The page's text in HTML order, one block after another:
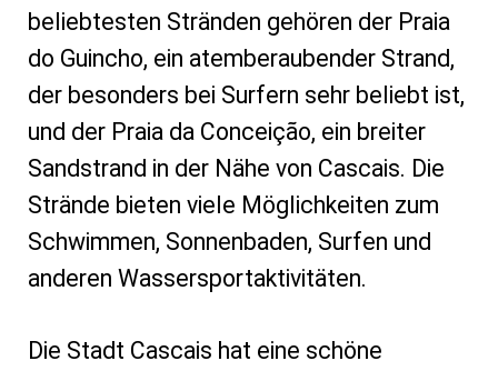
beliebtesten Stränden gehören der Praia
do Guincho, ein atemberaubender Strand,
der besonders bei Surfern sehr beliebt ist,
und der Praia da Conceição, ein breiter
Sandstrand in der Nähe von Cascais. Die
Strände bieten viele Möglichkeiten zum
Schwimmen, Sonnenbaden, Surfen und
anderen Wassersportaktivitäten.
Die Stadt Cascais hat eine schöne